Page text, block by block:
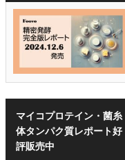
マイコプロテイン・菌糸
体タンパク質レポート好
評販売中